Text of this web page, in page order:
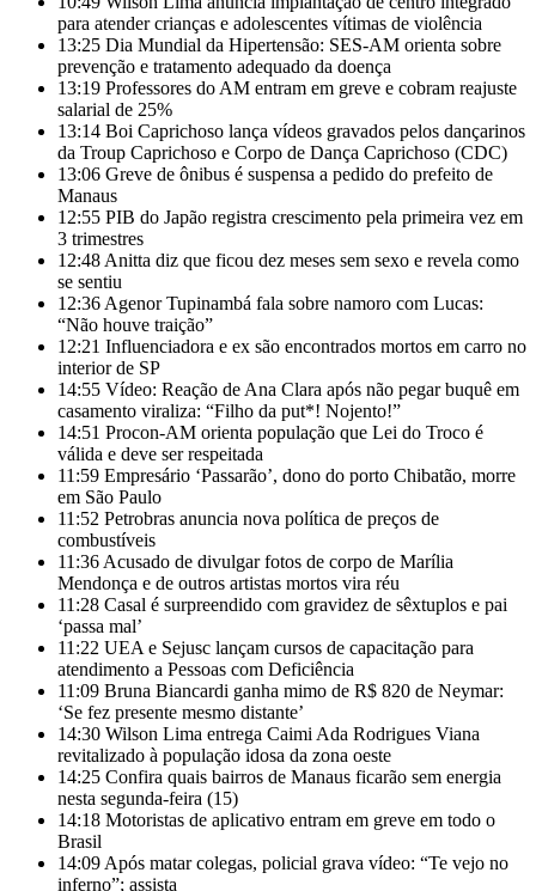
para atender crianças e adolescentes vítimas de violência
13:25 Dia Mundial da Hipertensão: SES-AM orienta sobre
prevenção e tratamento adequado da doença
13:19 Professores do AM entram em greve e cobram reajuste
salarial de 25%
13:14 Boi Caprichoso lança vídeos gravados pelos dançarinos
da Troup Caprichoso e Corpo de Dança Caprichoso (CDC)
13:06 Greve de ônibus é suspensa a pedido do prefeito de
Manaus
12:55 PIB do Japão registra crescimento pela primeira vez em
3 trimestres
12:48 Anitta diz que ficou dez meses sem sexo e revela como
se sentiu
12:36 Agenor Tupinambá fala sobre namoro com Lucas:
“Não houve traição”
12:21 Influenciadora e ex são encontrados mortos em carro no
interior de SP
14:55 Vídeo: Reação de Ana Clara após não pegar buquê em
casamento viraliza: “Filho da put*! Nojento!”
14:51 Procon-AM orienta população que Lei do Troco é
válida e deve ser respeitada
11:59 Empresário ‘Passarão’, dono do porto Chibatão, morre
em São Paulo
11:52 Petrobras anuncia nova política de preços de
combustíveis
11:36 Acusado de divulgar fotos de corpo de Marília
Mendonça e de outros artistas mortos vira réu
11:28 Casal é surpreendido com gravidez de sêxtuplos e pai
‘passa mal’
11:22 UEA e Sejusc lançam cursos de capacitação para
atendimento a Pessoas com Deficiência
11:09 Bruna Biancardi ganha mimo de R$ 820 de Neymar:
‘Se fez presente mesmo distante’
14:30 Wilson Lima entrega Caimi Ada Rodrigues Viana
revitalizado à população idosa da zona oeste
14:25 Confira quais bairros de Manaus ficarão sem energia
nesta segunda-feira (15)
14:18 Motoristas de aplicativo entram em greve em todo o
Brasil
14:09 Após matar colegas, policial grava vídeo: “Te vejo no
inferno”; assista